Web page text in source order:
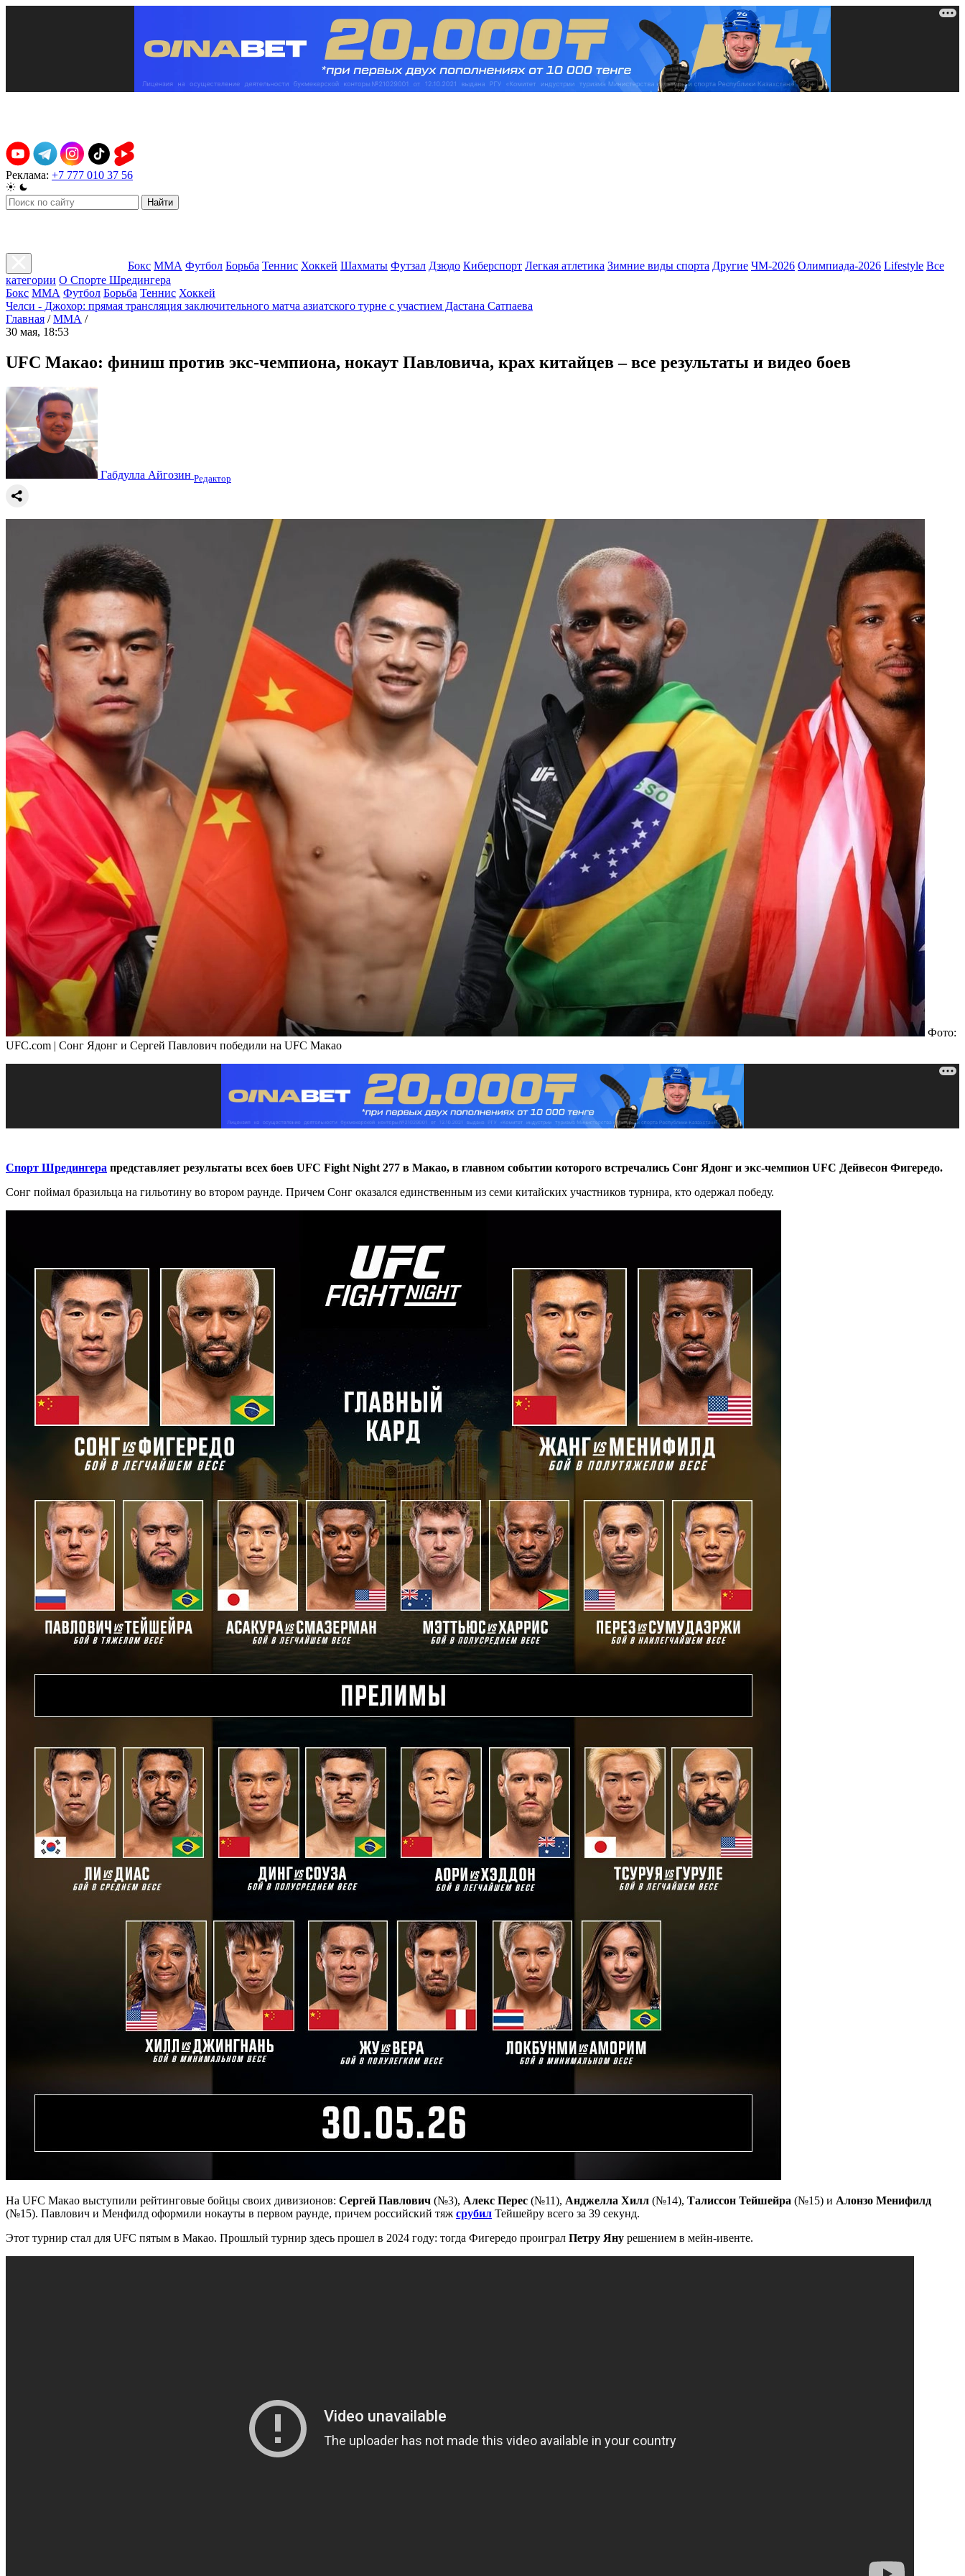
Реклама: +7 777 010 37 56
Найти
Бокс ММА Футбол Борьба Теннис Хоккей Шахматы Футзал Дзюдо Киберспорт Легкая атлетика Зимние виды спорта Другие ЧМ-2026 Олимпиада-2026 Lifestyle Все
категории О Спорте Шредингера
Бокс ММА Футбол Борьба Теннис Хоккей
Челси - Джохор: прямая трансляция заключительного матча азиатского турне с участием Дастана Сатпаева
Главная / ММА /
30 мая, 18:53
UFC Макао: финиш против экс-чемпиона, нокаут Павловича, крах китайцев – все результаты и видео боев
Габдулла Айгозин Редактор
Фото:
UFC.com | Сонг Ядонг и Сергей Павлович победили на UFC Макао
Спорт Шредингера представляет результаты всех боев UFC Fight Night 277 в Макао, в главном событии которого встречались Сонг Ядонг и экс-чемпион UFC Дейвесон Фигередо.
Сонг поймал бразильца на гильотину во втором раунде. Причем Сонг оказался единственным из семи китайских участников турнира, кто одержал победу.
На UFC Макао выступили рейтинговые бойцы своих дивизионов: Сергей Павлович (№3), Алекс Перес (№11), Анджелла Хилл (№14), Талиссон Тейшейра (№15) и Алонзо Менифилд
(№15). Павлович и Менфилд оформили нокауты в первом раунде, причем российский тяж срубил Тейшейру всего за 39 секунд.
Этот турнир стал для UFC пятым в Макао. Прошлый турнир здесь прошел в 2024 году: тогда Фигередо проиграл Петру Яну решением в мейн-ивенте.